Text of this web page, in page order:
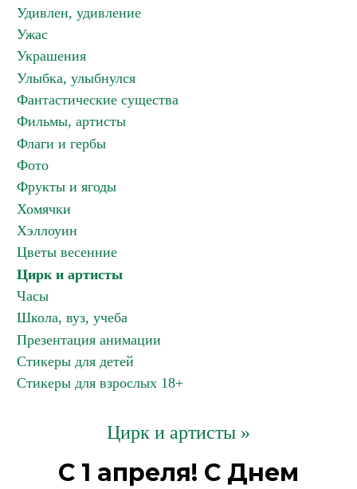
Удивлен, удивление
Ужас
Украшения
Улыбка, улыбнулся
Фантастические существа
Фильмы, артисты
Флаги и гербы
Фото
Фрукты и ягоды
Хомячки
Хэллоуин
Цветы весенние
Цирк и артисты
Часы
Школа, вуз, учеба
Презентация анимации
Стикеры для детей
Стикеры для взрослых 18+
Цирк и артисты »
С 1 апреля! С Днем